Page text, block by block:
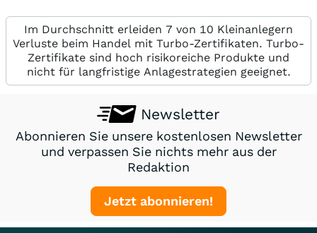
Im Durchschnitt erleiden 7 von 10 Kleinanlegern
Verluste beim Handel mit Turbo-Zertifikaten. Turbo-
Zertifikate sind hoch risikoreiche Produkte und
nicht für langfristige Anlagestrategien geeignet.
Newsletter
Abonnieren Sie unsere kostenlosen Newsletter
und verpassen Sie nichts mehr aus der
Redaktion
Jetzt abonnieren!